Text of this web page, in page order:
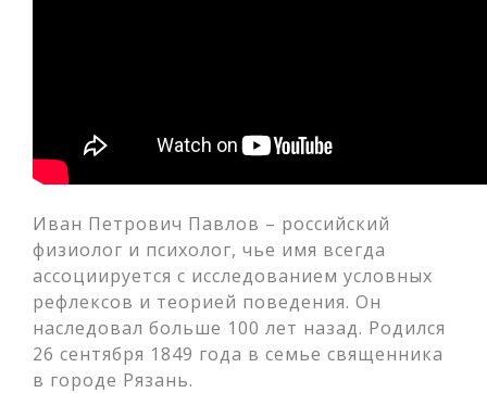
Иван Петрович Павлов – российский
физиолог и психолог, чье имя всегда
ассоциируется с исследованием условных
рефлексов и теорией поведения. Он
наследовал больше 100 лет назад. Родился
26 сентября 1849 года в семье священника
в городе Рязань.